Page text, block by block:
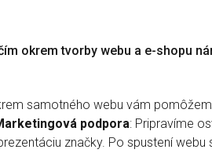
okrem tvorby webu a e-shopu
samotného webu vám
podpora: Pripravíme
značky. Po spustení webu